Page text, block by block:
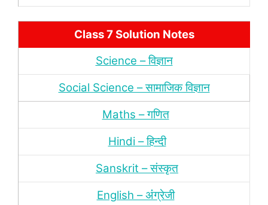
Class 7 Solution Notes
Science – विज्ञान
Social Science – सामाजिक विज्ञान
Maths – गणित
Hindi – हिन्‍दी
Sanskrit – संस्‍कृत
English – अंंग्रेजी